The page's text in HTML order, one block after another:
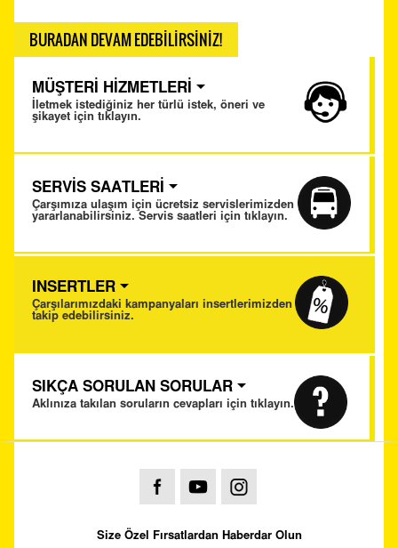
BURADAN DEVAM EDEBİLİRSİNİZ!
MÜŞTERİ HİZMETLERİ
İletmek istediğiniz her türlü istek, öneri ve
şikayet için tıklayın.
SERVİS SAATLERİ
Çarşımıza ulaşım için ücretsiz servislerimizden
yararlanabilirsiniz. Servis saatleri için tıklayın.
INSERTLER
Çarşılarımızdaki kampanyaları insertlerimizden
takip edebilirsiniz.
SIKÇA SORULAN SORULAR
Aklınıza takılan soruların cevapları için tıklayın.
Size Özel Fırsatlardan Haberdar Olun